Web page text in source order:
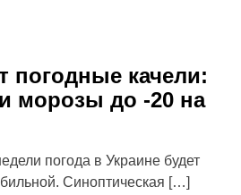
погодные качели:
морозы до -20 на
погода в Украине будет
Синоптическая […]